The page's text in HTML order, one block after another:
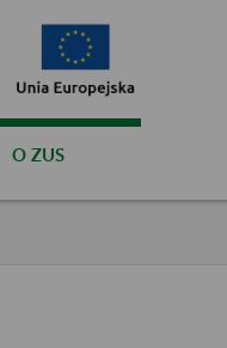
O ZUS